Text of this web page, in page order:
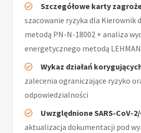
Szczegółowe karty
szacowanie ryzyka dla Kierownik
metodą PN-N-18002 + analiza
energetycznego metodą
Wykaz działań
zalecenia ograniczające ryzyko
odpowiedzialności
Uwzględnione SARS-CoV-2/
aktualizacja dokumentacji pod